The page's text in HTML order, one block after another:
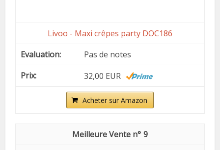
Livoo - Maxi crêpes party DOC186
Pas de notes
32,00 EUR
Acheter sur Amazon
9